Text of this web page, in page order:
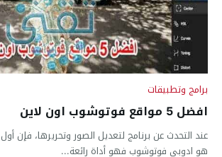
برامج وتطبيقات
افضل 5 مواقع فوتوشوب اون لاين
عند التحدث عن برنامج لتعديل الصور وتحريرها، فإن
هو ادوبي فوتوشوب فهو أداة رائعة...